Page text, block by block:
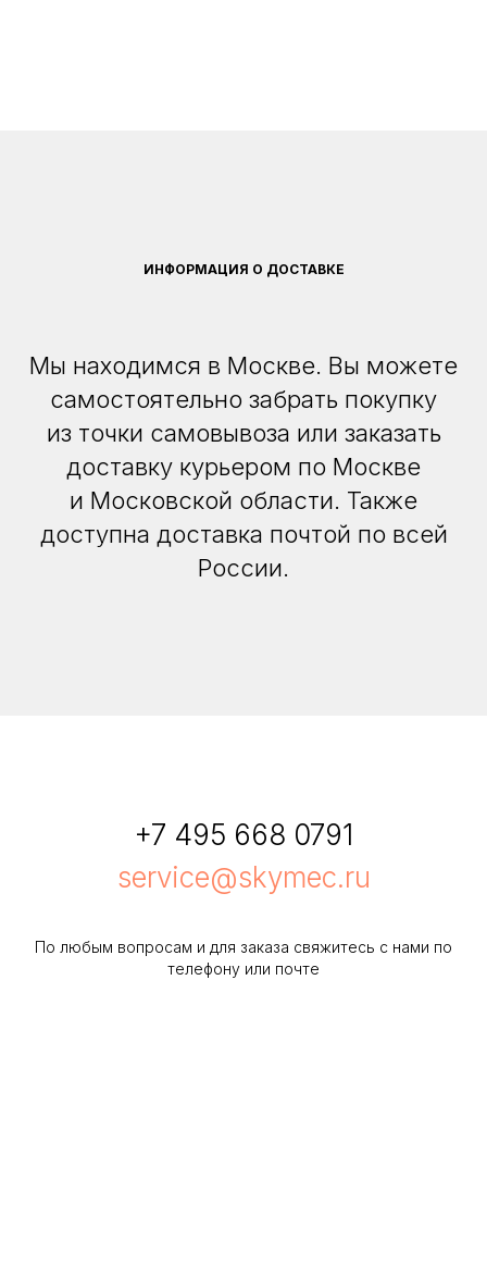
ИНФОРМАЦИЯ О ДОСТАВКЕ
Мы находимся в Москве. Вы можете
самостоятельно забрать покупку
из точки самовывоза или заказать
доставку курьером по Москве
и Московской области. Также
доступна доставка почтой по всей
России.
+7 495 668 0791
service@skymec.ru
По любым вопросам и для заказа свяжитесь с нами по
телефону или почте